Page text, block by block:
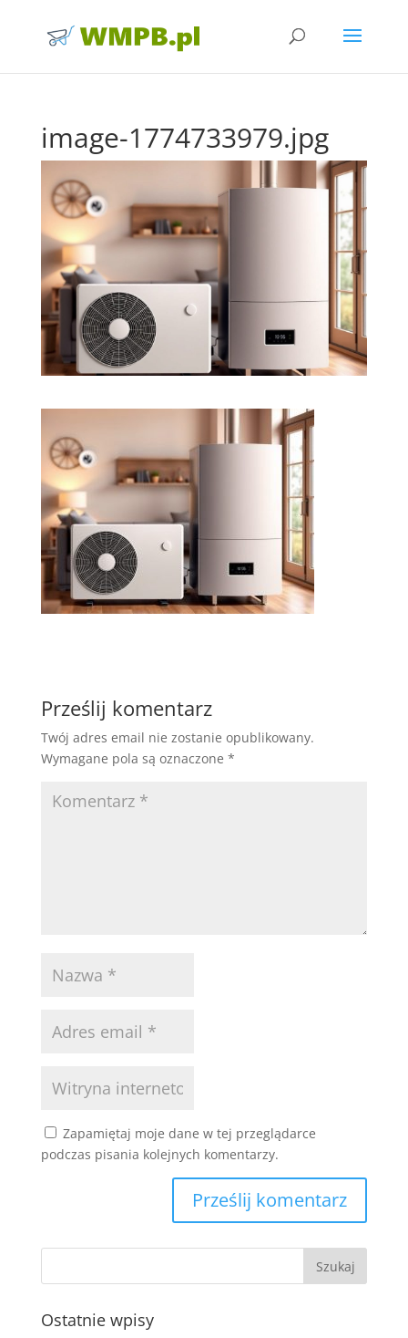
image-1774733979.jpg
Prześlij komentarz
Twój adres email nie zostanie opublikowany.
Wymagane pola są oznaczone *
Zapamiętaj moje dane w tej przeglądarce
podczas pisania kolejnych komentarzy.
Ostatnie wpisy